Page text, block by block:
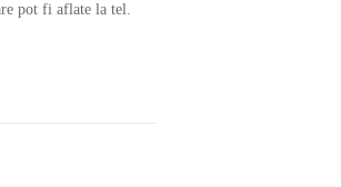
pot fi aflate la tel.